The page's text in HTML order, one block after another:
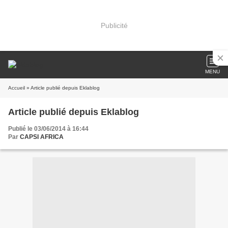
Publicité
MENU
Accueil » Article publié depuis Eklablog
Article publié depuis Eklablog
Publié le 03/06/2014 à 16:44
Par CAPSI AFRICA